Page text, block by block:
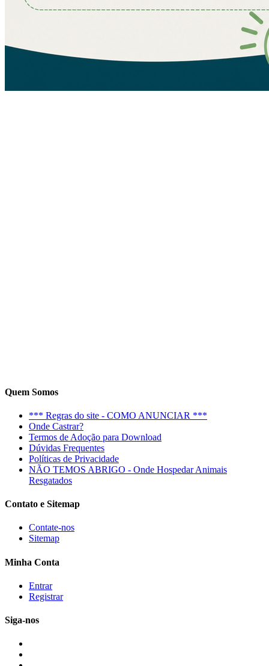
Quem Somos
*** Regras do site - COMO ANUNCIAR ***
Onde Castrar?
Termos de Adoção para Download
Dúvidas Frequentes
Políticas de Privacidade
NÃO TEMOS ABRIGO - Onde Hospedar Animais
Resgatados
Contato e Sitemap
Contate-nos
Sitemap
Minha Conta
Entrar
Registrar
Siga-nos